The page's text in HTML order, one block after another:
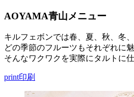
AOYAMA青山メニュー
キルフェボンでは春、夏、秋、冬
どの季節のフルーツもそれぞれに
そんなワクワクを実際にタルトに
print印刷